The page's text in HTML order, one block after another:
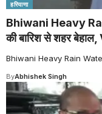
हरियाणा
Bhiwani Heavy
की बारिश से शहर बेहाल,
Bhiwani Heavy Rain
ByAbhishek Singh